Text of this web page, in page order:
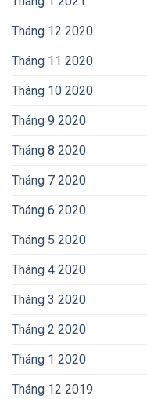
Tháng 12 2020
Tháng 11 2020
Tháng 10 2020
Tháng 9 2020
Tháng 8 2020
Tháng 7 2020
Tháng 6 2020
Tháng 5 2020
Tháng 4 2020
Tháng 3 2020
Tháng 2 2020
Tháng 1 2020
Tháng 12 2019